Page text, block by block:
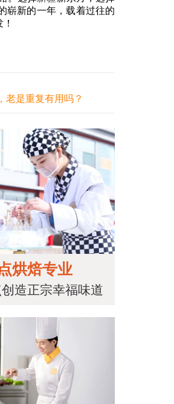
崭新的一年，载着过往的
老是重复有用吗？
烘焙专业
造正宗幸福味道